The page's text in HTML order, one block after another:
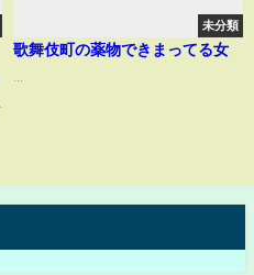
未分類
歌舞伎町の薬物できまってる女